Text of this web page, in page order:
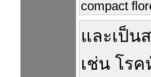
compact
และเป็น
เช่น โรค